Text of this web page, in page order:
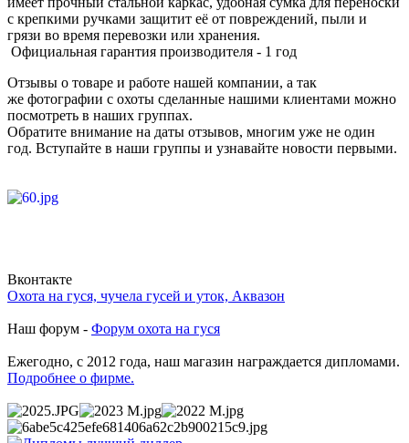
с крепкими ручками защитит её от повреждений, пыли и
грязи во время перевозки или хранения.
Официальная гарантия производителя - 1 год
Отзывы о товаре и работе нашей компании, а так
же фотографии с охоты сделанные нашими клиентами можно
посмотреть в наших группах.
Обратите внимание на даты отзывов, многим уже не один
год. Вступайте в наши группы и узнавайте новости первыми.
Вконтакте
Охота на гуся, чучела гусей и уток, Аквазон
Наш форум - Форум охота на гуся
Ежегодно, с 2012 года, наш магазин награждается дипломами.
Подробнее о фирме.